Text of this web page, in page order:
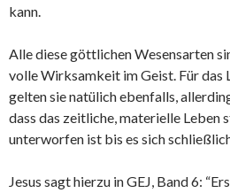
kann.
Alle diese göttlichen Wesensarten
volle Wirksamkeit im Geist. Für das
gelten sie natülich ebenfalls,
dass das zeitliche, materielle Leben
unterworfen ist bis es sich
Jesus sagt hierzu in GEJ, Band 6: